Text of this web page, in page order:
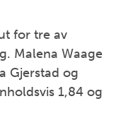
for tre av
Malena Waage
Gjerstad og
1,84 og